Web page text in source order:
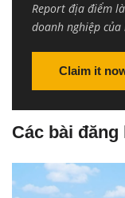
Report địa điểm
doanh nghiệp của
Claim it
Các bài